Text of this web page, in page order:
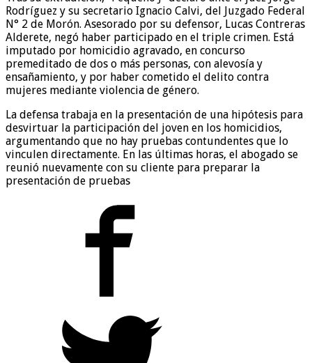
Rodríguez y su secretario Ignacio Calvi, del Juzgado Federal
N° 2 de Morón. Asesorado por su defensor, Lucas Contreras
Alderete, negó haber participado en el triple crimen. Está
imputado por homicidio agravado, en concurso
premeditado de dos o más personas, con alevosía y
ensañamiento, y por haber cometido el delito contra
mujeres mediante violencia de género.
La defensa trabaja en la presentación de una hipótesis para
desvirtuar la participación del joven en los homicidios,
argumentando que no hay pruebas contundentes que lo
vinculen directamente. En las últimas horas, el abogado se
reunió nuevamente con su cliente para preparar la
presentación de pruebas